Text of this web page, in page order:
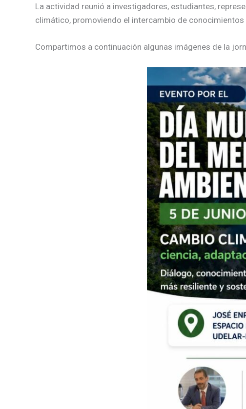
La actividad reunió a investigadores, estudiantes,
climático, promoviendo el intercambio de
Compartimos a continuación algunas imágenes de la